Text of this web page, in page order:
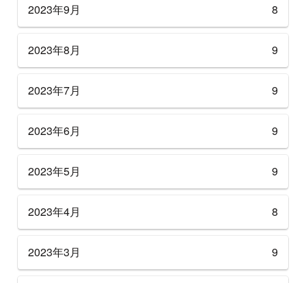
2023年9月 8
2023年8月 9
2023年7月 9
2023年6月 9
2023年5月 9
2023年4月 8
2023年3月 9